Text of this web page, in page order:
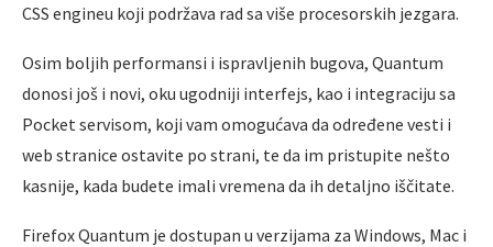
CSS engineu koji podržava rad sa više procesorskih jezgara.
Osim boljih performansi i ispravljenih bugova, Quantum
donosi još i novi, oku ugodniji interfejs, kao i integraciju sa
Pocket servisom, koji vam omogućava da određene vesti i
web stranice ostavite po strani, te da im pristupite nešto
kasnije, kada budete imali vremena da ih detaljno iščitate.
Firefox Quantum je dostupan u verzijama za Windows, Mac i